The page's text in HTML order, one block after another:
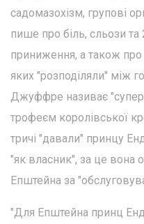
садомазохізм, групові
пише про біль, сльози та
приниження, а також про
яких "розподіляли" між
Джуффре називає
трофеєм королівської
тричі "давали" принцу
"як власник", за це вона
Епштейна за
"Для Епштейна принц